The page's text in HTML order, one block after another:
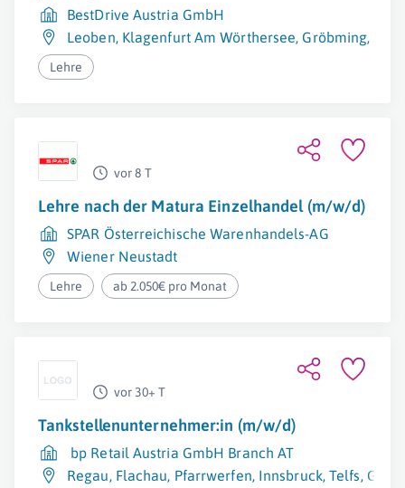
BestDrive Austria GmbH
Leoben, Klagenfurt Am Wörthersee, Gröbming,
Lehre
vor 8 T
Lehre nach der Matura Einzelhandel (m/w/d)
SPAR Österreichische Warenhandels-AG
Wiener Neustadt
Lehre ab 2.050€ pro Monat
vor 30+ T
Tankstellenunternehmer:in (m/w/d)
bp Retail Austria GmbH Branch AT
Regau, Flachau, Pfarrwerfen, Innsbruck,Telfs, Graz